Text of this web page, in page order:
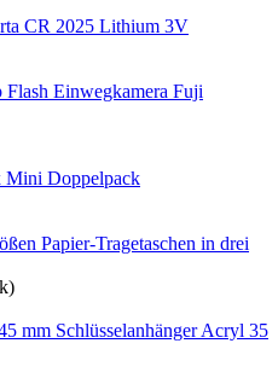
CR 2025 Lithium 3V
Einwegkamera Fuji
Mini Doppelpack
Papier-Tragetaschen in drei
Schlüsselanhänger Acryl 35